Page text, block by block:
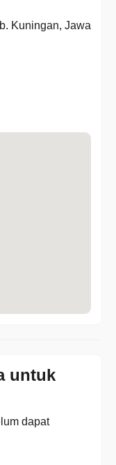
Kuningan, Jawa
untuk
dapat